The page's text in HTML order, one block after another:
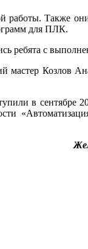
работы. Также
для ПЛК.
ребята с
мастер Козлов
в сентябре